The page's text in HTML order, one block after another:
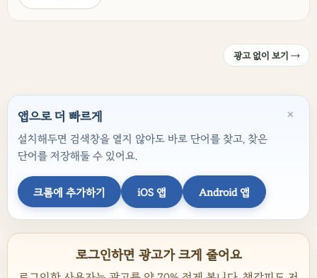
광고 없이 보기 →
×
앱으로 더 빠르게
설치해두면 검색창을 열지 않아도 바로 단어를 찾고, 찾은
단어를 저장해둘 수 있어요.
크롬에 추가하기 iOS 앱 Android 앱
로그인하면 광고가 크게 줄어요